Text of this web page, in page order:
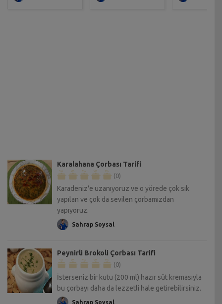
Karalahana Çorbası Tarifi
(0)
Karadeniz'e uzanıyoruz ve o yörede çok sık
yapılan ve çok da sevilen çorbamızdan
yapıyoruz.
Sahrap Soysal
Peynirli Brokoli Çorbası Tarifi
(0)
İsterseniz bir kutu (200 ml) hazır süt kremasıyla
bu çorbayı daha da lezzetli hale getirebilirsiniz.
Sahrap Soysal